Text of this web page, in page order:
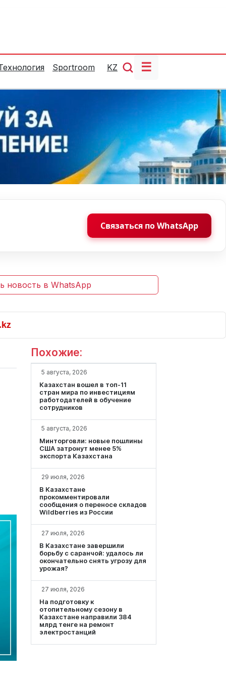
Sportroom KZ ☰
Связаться по WhatsApp
новость в WhatsApp
Похожие:
5 августа, 2026
Казахстан вошел в топ-11
стран мира по инвестициям
работодателей в обучение
сотрудников
5 августа, 2026
Минторговли: новые пошлины
США затронут менее 5%
экспорта Казахстана
29 июля, 2026
В Казахстане
прокомментировали
сообщения о переносе складов
Wildberries из России
27 июля, 2026
В Казахстане завершили
борьбу с саранчой: удалось ли
окончательно снять угрозу для
урожая?
27 июля, 2026
На подготовку к
отопительному сезону в
Казахстане направили 384
млрд тенге на ремонт
электростанций